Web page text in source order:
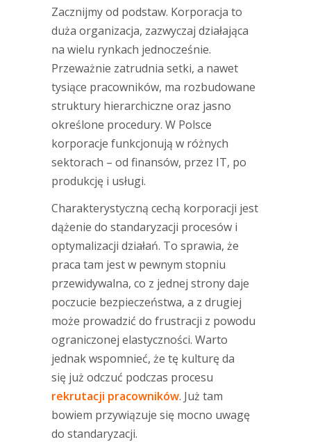
Zacznijmy od podstaw. Korporacja to
duża organizacja, zazwyczaj działająca
na wielu rynkach jednocześnie.
Przeważnie zatrudnia setki, a nawet
tysiące pracowników, ma rozbudowane
struktury hierarchiczne oraz jasno
określone procedury. W Polsce
korporacje funkcjonują w różnych
sektorach – od finansów, przez IT, po
produkcję i usługi.
Charakterystyczną cechą korporacji jest
dążenie do standaryzacji procesów i
optymalizacji działań. To sprawia, że
praca tam jest w pewnym stopniu
przewidywalna, co z jednej strony daje
poczucie bezpieczeństwa, a z drugiej
może prowadzić do frustracji z powodu
ograniczonej elastyczności. Warto
jednak wspomnieć, że tę kulturę da
się już odczuć podczas procesu
rekrutacji pracowników. Już tam
bowiem przywiązuje się mocno uwagę
do standaryzacji.